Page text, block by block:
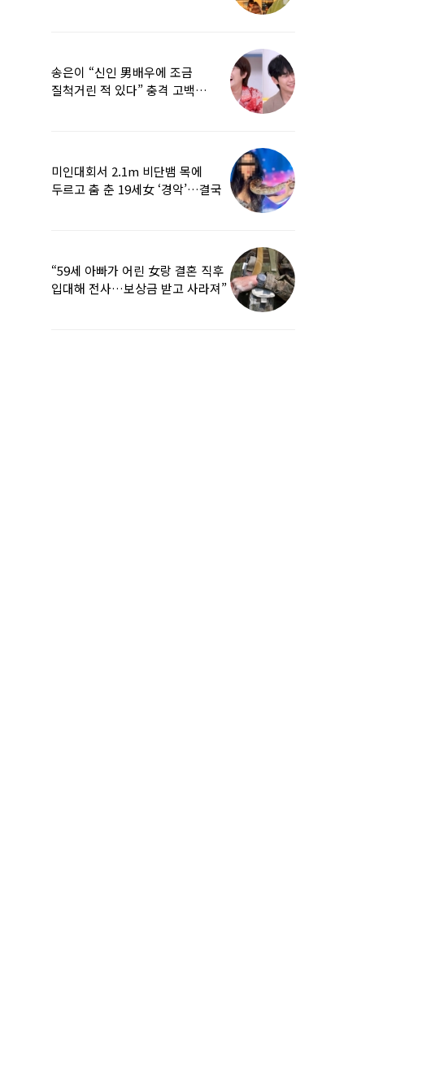
송은이 “신인 男배우에 조금
질척거린 적 있다” 충격 고백…
미인대회서 2.1m 비단뱀 목에
두르고 춤 춘 19세女 ‘경악’…결국
“59세 아빠가 어린 女랑 결혼 직후
입대해 전사…보상금 받고 사라져”